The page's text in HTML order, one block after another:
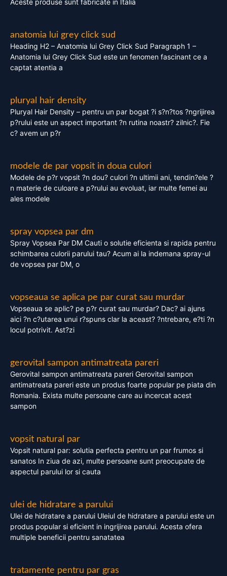
Aceste produse sunt fabricate in Italia
anatomia lui grey click sud
Heading H2 – Anatomia lui Grey Click Sud Paragraph 1 –
Anatomia lui Grey Click Sud este un fenomen fascinant ce a
captat atentia a
pluryal hair density
Pluryal Hair Density – pentru un par bogat ?i s?n?tos ?ngrijirea
p?rului este un aspect important ?n rutina noastr? zilnic?. Fie
c? avem un p?r
modele de par vopsit in doua culori
Modele de p?r vopsit ?n dou? culori ?n ultimii ani, tendin?ele ?
n materie de culoare a p?rului au evoluat, iar multe femei au
ales modele
spray vopsea par dm
Spray Vopsea Par DM Cauti o solutie eficienta si rapida pentru
schimbarea culorii parului tau? Acum ai la indemana spray-ul
de vopsea par DM, o
vopseaua se aplica pe par curat sau murdar
Vopseaua se aplic? pe p?r curat sau murdar? Dac? ai ajuns
aici ?n c?utarea unui r?spuns clar la aceast? ?ntrebare, e?ti ?n
locul potrivit. Ast?zi
gerovital sampon antimatreata pareri
Gerovital sampon antimatreata pareri Gerovital sampon
antimatreata pareri este un produs foarte popular pe piata din
Romania. Exista multe persoane care au incercat acest
sampon
vopsit natural par
Vopsit natural par: solutia perfecta pentru un par frumos si
sanatos In ziua de azi, multe persoane sunt preocupate de
aspectul parului lor si cauta
ulei de hidratare a parului
Ulei de hidratare a parului Uleiul de hidratare a parului este un
produs popular si eficient in ingrijirea parului. Acesta ofera
multiple beneficii pentru sanatatea
tratamente pentru par gras